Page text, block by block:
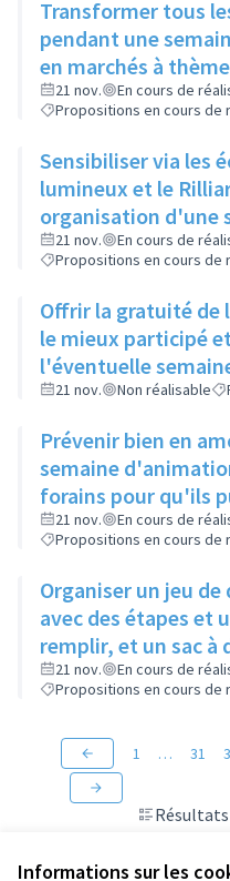
Informations sur les
Transformer tous
pendant une
en marchés à
forains et
animations
21 nov.
En cours de
Propositions en cours de
Sensibiliser via les
lumineux et le
organisation d'une
marchés
21 nov.
En cours de
Propositions en cours de
Offrir la gratuité de
le mieux participé
l'éventuelle
marchés
21 nov. Non réalisable
Prévenir bien en
semaine
forains pour qu'ils
mieux et prévoir
les forains les plus
21 nov.
En cours de
Propositions en cours de
Organiser un jeu
avec des étapes et
remplir, et un sac à
ville à gagner
21 nov.
En cours de
Propositions en cours de
1 … 31